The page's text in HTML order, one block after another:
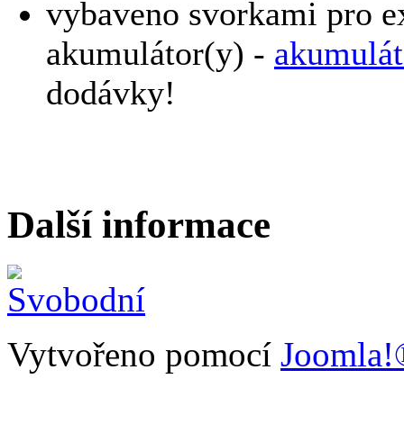
vybaveno svorkami pro
akumulátor(y) -
dodávky!
Další informace
Vytvořeno pomocí